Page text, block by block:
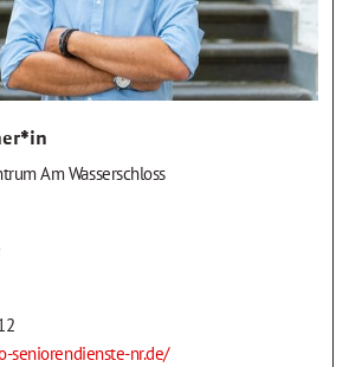
Am Wasserschloss
seniorendienste-nr.de/